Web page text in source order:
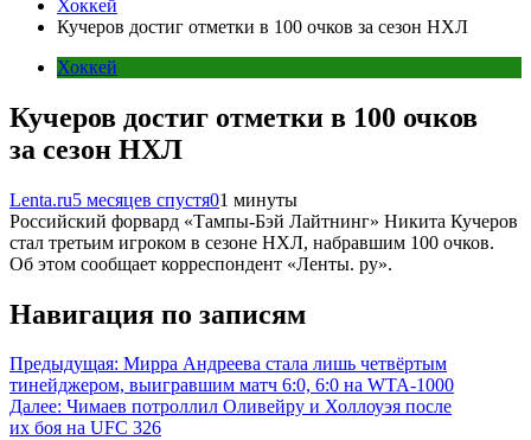
Хоккей
Кучеров достиг отметки в 100 очков за сезон НХЛ
Хоккей
Кучеров достиг отметки в 100 очков
за сезон НХЛ
Lenta.ru5 месяцев спустя01 минуты
Российский форвард «Тампы-Бэй Лайтнинг» Никита Кучеров
стал третьим игроком в сезоне НХЛ, набравшим 100 очков.
Об этом сообщает корреспондент «Ленты. ру».
Навигация по записям
Предыдущая: Мирра Андреева стала лишь четвёртым
тинейджером, выигравшим матч 6:0, 6:0 на WTA-1000
Далее: Чимаев потроллил Оливейру и Холлоуэя после
их боя на UFC 326